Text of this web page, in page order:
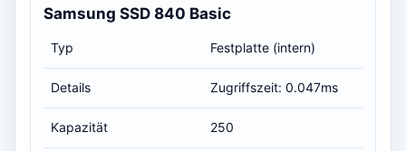
Samsung SSD 840 Basic
Typ Festplatte (intern)
Details Zugriffszeit: 0.047ms
Kapazität 250